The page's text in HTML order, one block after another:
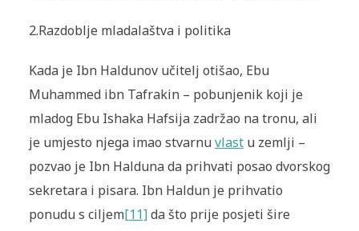
2.Razdoblje mladalaštva i politika
Kada je Ibn Haldunov učitelj otišao, Ebu
Muhammed ibn Tafrakin – pobunjenik koji je
mladog Ebu Ishaka Hafsija zadržao na tronu, ali
je umjesto njega imao stvarnuvlastu zemlji –
pozvao je Ibn Halduna da prihvati posao dvorskog
sekretara i pisara. Ibn Haldun je prihvatio
ponudu s ciljem[11]da što prije posjeti šire